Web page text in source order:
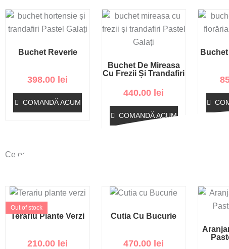
Buchet Reverie
398.00 lei
COMANDĂ ACUM
Buchet De Mireasa
Cu Frezii Și Trandafiri
440.00 lei
COMANDĂ ACUM
Ce ocazie sărbătorești?
Terariu Plante Verzi
Out of stock
210.00 lei
Cutia Cu Bucurie
470.00 lei